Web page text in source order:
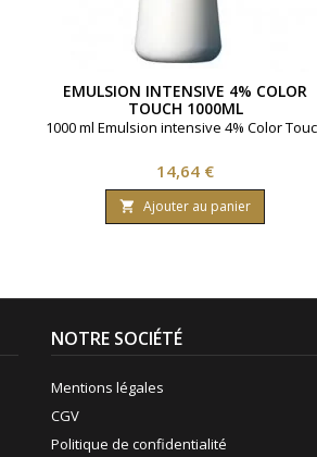
EMULSION INTENSIVE 4% COLOR
TOUCH 1000ML
1000 ml Emulsion intensive 4% Color
Prix
14,64 €
 Ajouter au panier
NOTRE SOCIÉTÉ
Mentions légales
CGV
Politique de confidentialité